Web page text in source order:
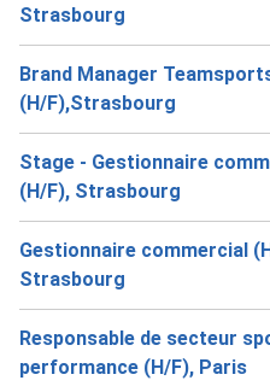
Strasbourg
Brand Manager
(H/F),Strasbourg
Stage - Gestionnaire
(H/F), Strasbourg
Gestionnaire commercial
Strasbourg
Responsable de secteur
performance (H/F), Paris